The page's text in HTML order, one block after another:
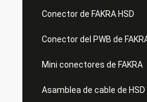
Conector de FAKRA HSD
Conector del PWB de
Mini conectores de FAKRA
Asamblea de cable de HSD